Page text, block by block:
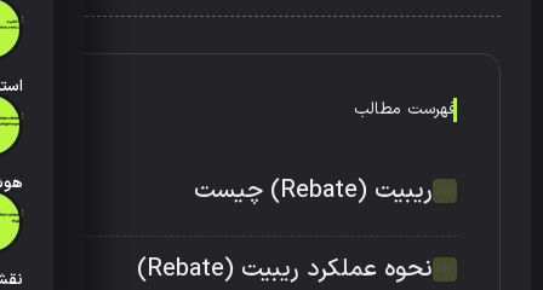
تاریخ
تاریخ
تاریخ
فهرست مطالب
ریبیت (Rebate) چیست
نحوه عملکرد ریبیت (Rebate)